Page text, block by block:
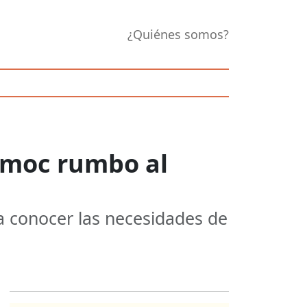
¿Quiénes somos?
rumbo al
las necesidades de